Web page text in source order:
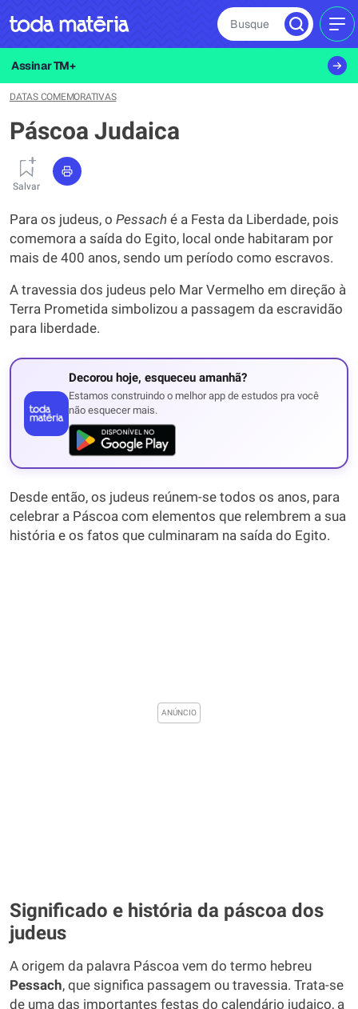
Busque
Assinar TM+
DATAS COMEMORATIVAS
Páscoa Judaica
Salvar
Para os judeus, o Pessach é a Festa da Liberdade, pois
comemora a saída do Egito, local onde habitaram por
mais de 400 anos, sendo um período como escravos.
A travessia dos judeus pelo Mar Vermelho em direção à
Terra Prometida simbolizou a passagem da escravidão
para liberdade.
Decorou hoje, esqueceu amanhã?
Estamos construindo o melhor app de estudos pra você
não esquecer mais.
Desde então, os judeus reúnem-se todos os anos, para
celebrar a Páscoa com elementos que relembrem a sua
história e os fatos que culminaram na saída do Egito.
Significado e história da páscoa dos
judeus
A origem da palavra Páscoa vem do termo hebreu
Pessach, que significa passagem ou travessia. Trata-se
de uma das importantes festas do calendário judaico, a